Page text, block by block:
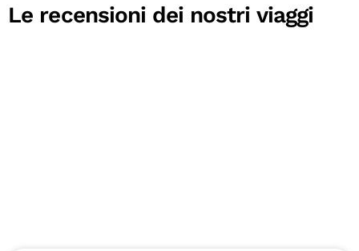
Le recensioni dei nostri viaggi